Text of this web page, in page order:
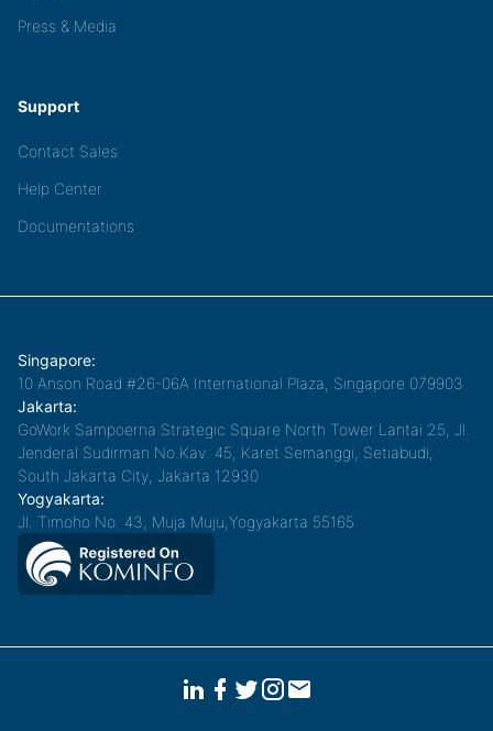
Press & Media
Support
Contact Sales
Help Center
Documentations
Singapore:
10 Anson Road #26-06A International Plaza, Singapore 079903
Jakarta:
GoWork Sampoerna Strategic Square North Tower Lantai 25, Jl.
Jenderal Sudirman No.Kav. 45, Karet Semanggi, Setiabudi,
South Jakarta City, Jakarta 12930
Yogyakarta:
Jl. Timoho No. 43, Muja Muju,Yogyakarta 55165